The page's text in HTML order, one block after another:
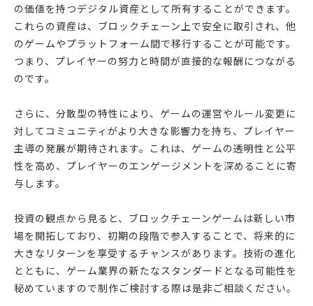
の価値を持つデジタル資産として所有することができます。
これらの資産は、ブロックチェーン上で安全に取引され、他
のゲームやプラットフォーム間で移行することが可能です。
つまり、プレイヤーの努力と時間が直接的な報酬につながる
のです。
さらに、分散型の特性により、ゲームの運営やルール変更に
対してコミュニティがより大きな影響力を持ち、プレイヤー
主導の発展が期待されます。これは、ゲームの透明性と公平
性を高め、プレイヤーのエンゲージメントを深めることに寄
与します。
投資の観点から見ると、ブロックチェーンゲームは新しい市
場を開拓しており、初期の段階で参入することで、将来的に
大きなリターンを享受するチャンスがあります。技術の進化
とともに、ゲーム業界の新たなスタンダードとなる可能性を
秘めていますので制作ご検討する際は是非ご相談ください。